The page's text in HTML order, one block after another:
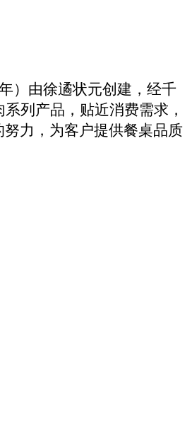
）由徐遹状元创建，经千
列产品，贴近消费需求，
力，为客户提供餐桌品质